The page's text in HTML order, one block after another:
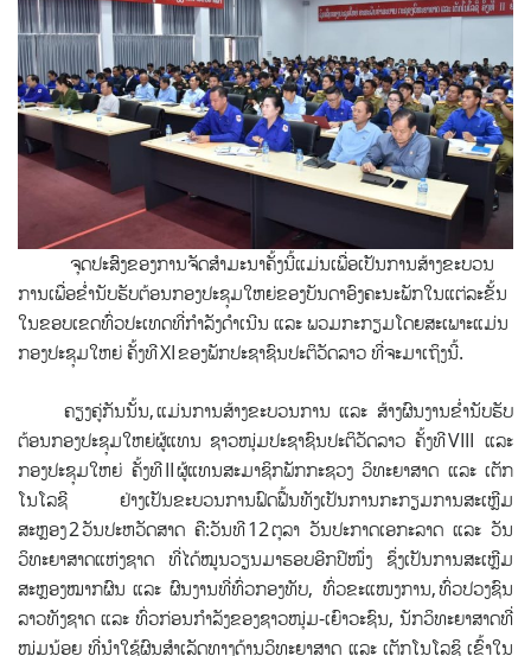
ຈຸດປະສົງຂອງການຈັດສຳມະນາຄັ້ງນີ້ແມ່ນເພື່ອເປັນການສ້າງຂະບວນ
ການເພື່ອຂ່ຳນັບຮັບຕ້ອນກອງປະຊຸມໃຫຍ່ຂອງບັນດາອົງຄະນະພັກໃນແຕ່ລະຂັ້ນ
ໃນຂອບເຂດທົ່ວປະເທດທີ່ກຳລັງດຳເນີນ ແລະ ພວມກະກຽມໂດຍສະເພາະແມ່ນ
ກອງປະຊຸມໃຫຍ່ ຄັ້ງທີXIຂອງພັກປະຊາຊົນປະຕິວັດລາວ ທີ່ຈະມາເຖິງນີ້.
ຄຽງຄູ່ກັນນັ້ນ,ແມ່ນການສ້າງຂະບວນການ ແລະ ສ້າງຜົນງານຂ່ຳນັບຮັບ
ຕ້ອນກອງປະຊຸມໃຫຍ່ຜູ້ແທນ ຊາວໜຸ່ມປະຊາຊົນປະຕິວັດລາວ ຄັ້ງທີVIIIແລະ
ກອງປະຊຸມໃຫຍ່ ຄັ້ງທີIIຜູ້ແທນສະມາຊິກພັກກະຊວງ ວິທະຍາສາດ ແລະ ເຕັກ
ໂນໂລຊີ ຢ່າງເປັນຂະບວນການຟົດຟື້ນທັງເປັນການກະກຽມການສະເຫຼີມ
ສະຫຼອງ2ວັນປະຫວັດສາດ ຄື:ວັນທີ12ຕຸລາ ວັນປະກາດເອກະລາດ ແລະ ວັນ
ວິທະຍາສາດແຫ່ງຊາດ ທີ່ໄດ້ໝູນວຽນມາຮອບອີກປີໜຶ່ງ ຊຶ່ງເປັນການສະເຫຼີມ
ສະຫຼອງໝາກຜົນ ແລະ ຜົນງານທີ່ທົ່ວກອງທັບ,ທົ່ວຂະແໜງການ,ທົ່ວປວງຊົນ
ລາວທັງຊາດ ແລະ ທົ່ວກ່ອນກຳລັງຂອງຊາວໜຸ່ມ-ເຍົາວະຊົນ, ນັກວິທະຍາສາດທີ່
ໜຸ່ມນ້ອຍ ທີ່ນຳໃຊ້ຜົນສຳເລັດທາງດ້ານວິທະຍາສາດ ແລະ ເຕັກໂນໂລຊິ ເຂົ້າໃນ